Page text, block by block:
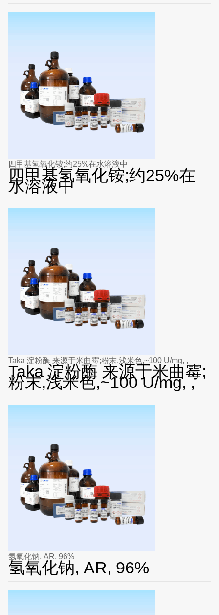
四甲基氢氧化铵;约25%在水溶液中
四甲基氢氧化铵;约25%在
水溶液中
Taka 淀粉酶 来源于米曲霉;粉末,浅米色,~100 U/mg, ,
Taka 淀粉酶 来源于米曲霉;
粉末,浅米色,~100 U/mg, ,
氢氧化钠, AR, 96%
氢氧化钠, AR, 96%